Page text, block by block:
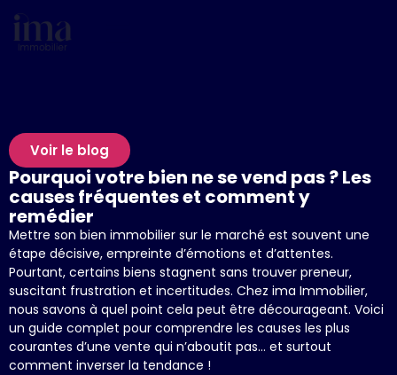
Voir le blog
Pourquoi votre bien ne se vend pas ? Les
causes fréquentes et comment y
remédier
Mettre son bien immobilier sur le marché est souvent une
étape décisive, empreinte d’émotions et d’attentes.
Pourtant, certains biens stagnent sans trouver preneur,
suscitant frustration et incertitudes. Chez ima Immobilier,
nous savons à quel point cela peut être décourageant. Voici
un guide complet pour comprendre les causes les plus
courantes d’une vente qui n’aboutit pas… et surtout
comment inverser la tendance !